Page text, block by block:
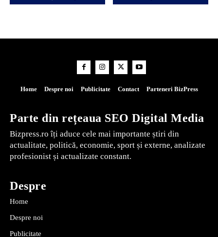
Home Despre noi Publicitate Contact Parteneri BizPress
Parte din rețeaua SEO Digital Media
Bizpress.ro îți aduce cele mai importante știri din
actualitate, politică, economie, sport și externe, analizate
profesionist și actualizate constant.
Despre
Home
Despre noi
Publicitate